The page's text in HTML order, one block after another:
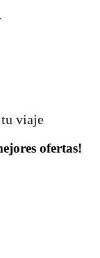
viaje
ofertas!